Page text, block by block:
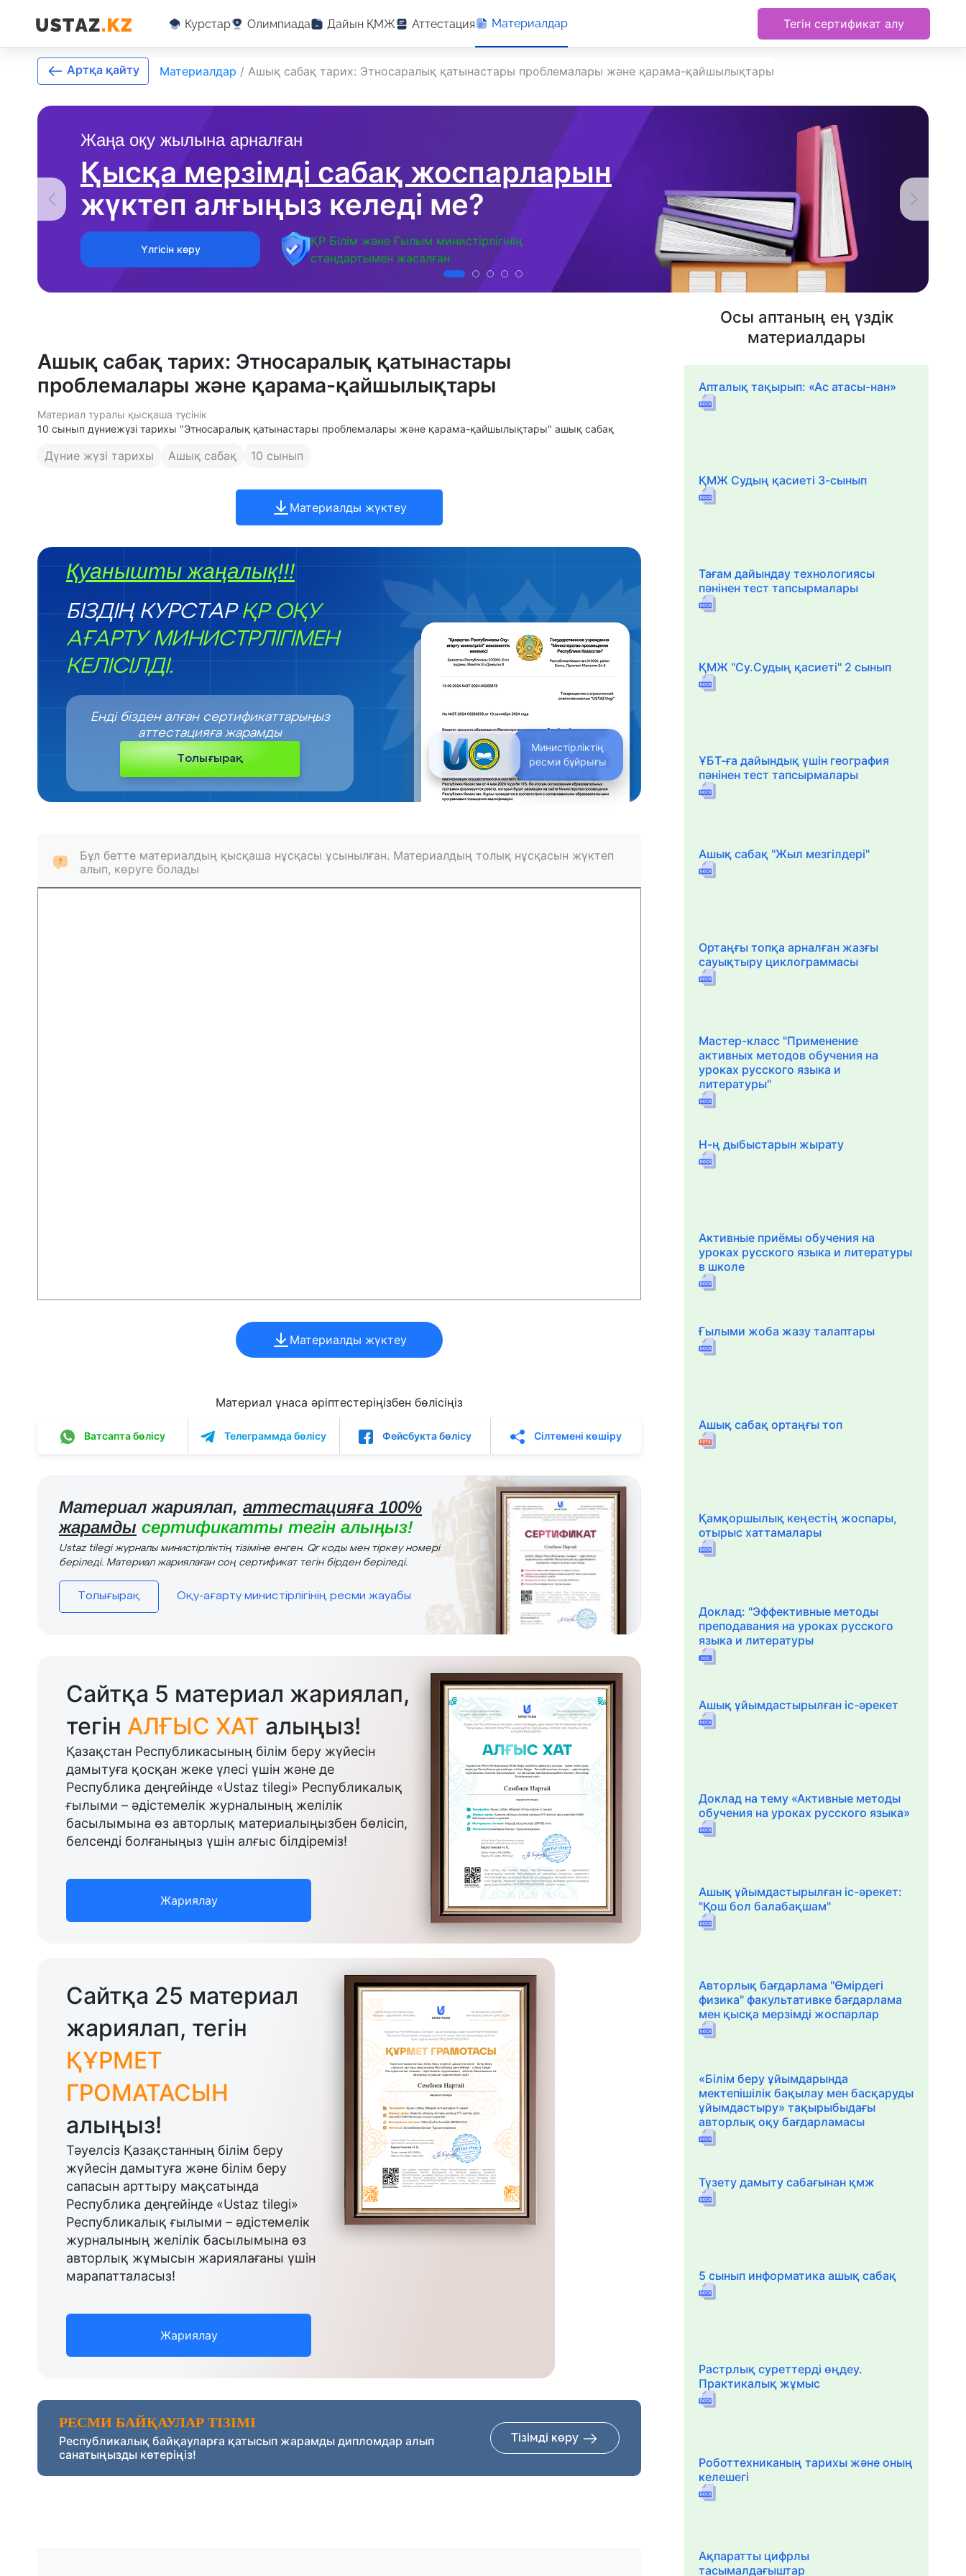
Курстар Олимпиада Дайын ҚМЖ Аттестация Материалдар Тегін сертификат алу
Жаңа оқу жылына арналған
Қысқа мерзімді сабақ жоспарларын
жүктеп алғыңыз келеді ме?
Үлгісін көру
ҚР Білім және Ғылым министірлігінің
стандартымен жасалған
Артқа қайту Материалдар / Ашық сабақ тарих: Этносаралық қатынастары проблемалары және қарама-қайшылықтары
Ашық сабақ тарих: Этносаралық қатынастары
проблемалары және қарама-қайшылықтары
Материал туралы қысқаша түсінік
10 сынып дүниежүзі тарихы "Этносаралық қатынастары проблемалары және қарама-қайшылықтары" ашық сабақ
Дүние жүзі тарихы Ашық сабақ 10 сынып
Материалды жүктеу
Қуанышты жаңалық!!!
БІЗДІҢ КУРСТАР ҚР ОҚУ
АҒАРТУ МИНИСТРЛІГІМЕН
КЕЛІСІЛДІ.
Министірліктің
ресми бұйрығы
Енді бізден алған сертификаттарыңыз
аттестацияға жарамды
Толығырақ
Бұл бетте материалдың қысқаша нұсқасы ұсынылған. Материалдың толық нұсқасын жүктеп
алып, көруге болады
Материалды жүктеу
Материал ұнаса әріптестеріңізбен бөлісіңіз
Ватсапта бөлісу Телеграммда бөлісу Фейсбукта бөлісу Сілтемені көшіру
Материал жариялап, аттестацияға 100%
жарамды сертификатты тегін алыңыз!
Ustaz tilegi журналы министірліктің тізіміне енген. Qr коды мен тіркеу номері
беріледі. Материал жариялаған соң сертификат тегін бірден беріледі.
Толығырақ Оқу-ағарту министірлігінің ресми жауабы
Сайтқа 5 материал жариялап,
тегін АЛҒЫС ХАТ алыңыз!
Қазақстан Республикасының білім беру жүйесін
дамытуға қосқан жеке үлесі үшін және де
Республика деңгейінде «Ustaz tilegi» Республикалық
ғылыми – әдістемелік журналының желілік
басылымына өз авторлық материалыңызбен бөлісіп,
белсенді болғаныңыз үшін алғыс білдіреміз!
Жариялау
Сайтқа 25 материал
жариялап, тегін
ҚҰРМЕТ
ГРОМАТАСЫН
алыңыз!
Тәуелсіз Қазақстанның білім беру
жүйесін дамытуға және білім беру
сапасын арттыру мақсатында
Республика деңгейінде «Ustaz tilegi»
Республикалық ғылыми – әдістемелік
журналының желілік басылымына өз
авторлық жұмысын жариялағаны үшін
марапатталасыз!
Жариялау
РЕСМИ БАЙҚАУЛАР ТІЗІМІ
Республикалық байқауларға қатысып жарамды дипломдар алып
санатыңызды көтеріңіз!
Тізімді көру
Осы аптаның ең үздік
материалдары
Апталық тақырып: «Ас атасы-нан»
ҚМЖ Судың қасиеті 3-сынып
Тағам дайындау технологиясы
пәнінен тест тапсырмалары
ҚМЖ "Су.Судың қасиеті" 2 сынып
ҰБТ-ға дайындық үшін география
пәнінен тест тапсырмалары
Ашық сабақ "Жыл мезгілдері"
Ортаңғы топқа арналған жазғы
сауықтыру циклограммасы
Мастер-класс "Применение
активных методов обучения на
уроках русского языка и
литературы"
Н-ң дыбыстарын жырату
Активные приёмы обучения на
уроках русского языка и литературы
в школе
Ғылыми жоба жазу талаптары
Ашық сабақ ортаңғы топ
Қамқоршылық кеңестің жоспары,
отырыс хаттамалары
Доклад: "Эффективные методы
преподавания на уроках русского
языка и литературы
Ашық ұйымдастырылған іс-әрекет
Доклад на тему «Активные методы
обучения на уроках русского языка»
Ашық ұйымдастырылған іс-әрекет:
"Қош бол балабақшам"
Авторлық бағдарлама "Өмірдегі
физика" факультативке бағдарлама
мен қысқа мерзімді жоспарлар
«Білім беру ұйымдарында
мектепішілік бақылау мен басқаруды
ұйымдастыру» тақырыбыдағы
авторлық оқу бағдарламасы
Түзету дамыту сабағынан қмж
5 сынып информатика ашық сабақ
Растрлық суреттерді өңдеу.
Практикалық жұмыс
Роботтехниканың тарихы және оның
келешегі
Ақпаратты цифрлы
тасымалдағыштар